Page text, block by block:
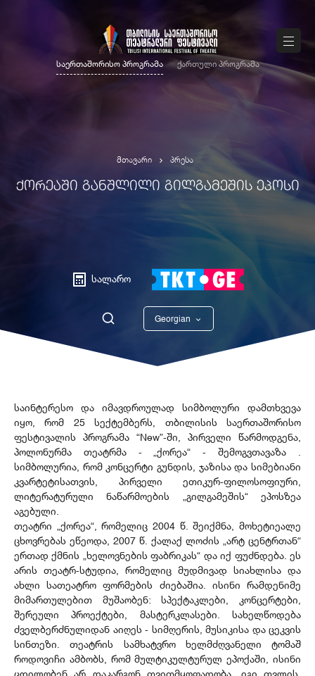
საერთაშორისო პროგრამა ქართული პროგრამა
მთავარი პრესა
ᲥᲝᲠᲔᲐᲨᲘ ᲒᲐᲜᲨᲚᲘᲚᲘ ᲒᲘᲚᲒᲐᲛᲔᲨᲘᲡ ᲔᲞᲝᲡᲘ
სალარო
Georgian
საინტერესო და იმავდროულად სიმბოლური დამთხვევა
იყო, რომ 25 სექტემბერს, თბილისის საერთაშორისო
ფესტივალის პროგრამა “New”-ში, პირველი წარმოდგენა,
პოლონურმა თეატრმა - „ქორეა“ - შემოგვთავაზა .
სიმბოლურია, რომ კონცერტი გუნდის, ჯაზისა და სიმებიანი
კვარტეტისათვის, პირველი ეთიკურ-ფილოსოფიური,
ლიტერატურული ნაწარმოების „გილგამეშის“ ეპოსზეა
აგებული.
თეატრი „ქორეა“, რომელიც 2004 წ. შეიქმნა, მოხეტიეალე
ცხოვრებას ეწეოდა, 2007 წ. ქალაქ ლოძის „არტ ცენტრთან“
ერთად ქმნის „ხელოვნების ფაბრიკას“ და იქ ფუძნდება. ეს
არის თეატრ-სტუდია, რომელიც მუდმივად სიახლისა და
ახლი სათეატრო ფორმების ძიებაშია. ისინი რამდენიმე
მიმართულებით მუშაობენ: სპექტაკლები, კონცერტები,
შერეული პროექტები, მასტერკლასები. სახელწოდება
ძველბერძნულიდან აიღეს - სიმღერის, მუსიკისა და ცეკვის
სინთეზი. თეატრის სამხატვრო ხელმძღვანელი ტომაშ
როდოვიჩი ამბობს, რომ მულტიკულტურულ ეპოქაში, ისინი